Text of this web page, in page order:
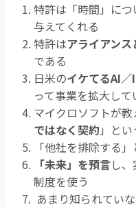
特許は「時間」につ
与えてくれる
特許はアライアン
である
日米のイケてるAI
って事業を拡大して
マイクロソフトが
ではなく契約 」と
「他社を排除する
「未来」を預言し
制度を使う
あまり知られていな